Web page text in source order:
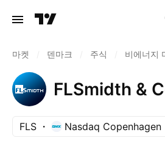
마켓 덴마크 주식 비에너지
FLSmidth &
FLS Nasdaq Copenhagen